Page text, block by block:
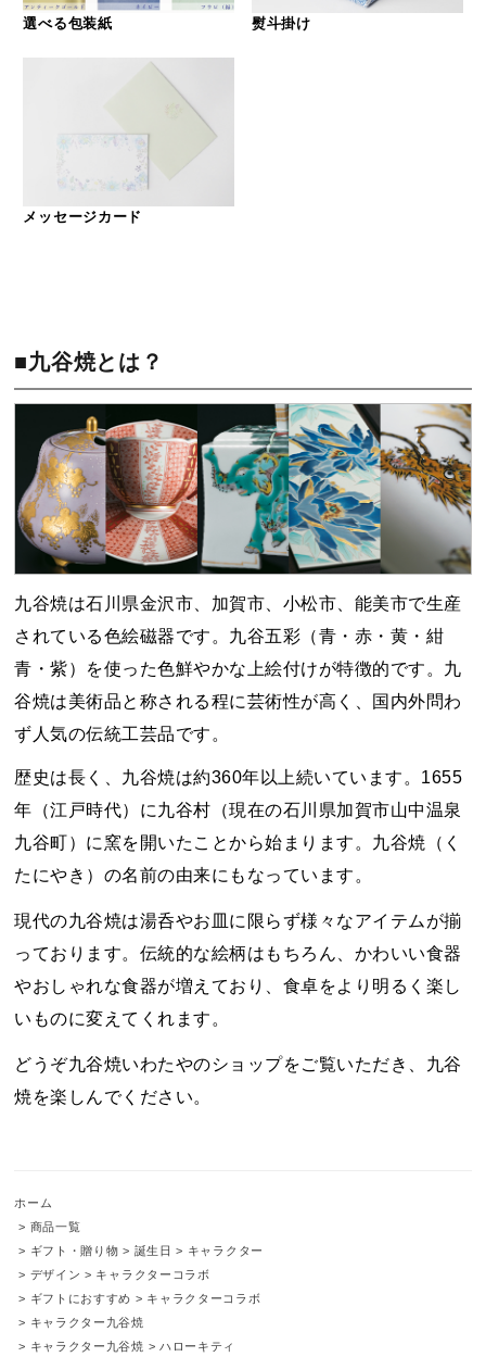
選べる包装紙 熨斗掛け
メッセージカード
■九谷焼とは？
九谷焼は石川県金沢市、加賀市、小松市、能美市で生産
されている色絵磁器です。九谷五彩（青・赤・黄・紺
青・紫）を使った色鮮やかな上絵付けが特徴的です。九
谷焼は美術品と称される程に芸術性が高く、国内外問わ
ず人気の伝統工芸品です。
歴史は長く、九谷焼は約360年以上続いています。1655
年（江戸時代）に九谷村（現在の石川県加賀市山中温泉
九谷町）に窯を開いたことから始まります。九谷焼（く
たにやき）の名前の由来にもなっています。
現代の九谷焼は湯呑やお皿に限らず様々なアイテムが揃
っております。伝統的な絵柄はもちろん、かわいい食器
やおしゃれな食器が増えており、食卓をより明るく楽し
いものに変えてくれます。
どうぞ九谷焼いわたやのショップをご覧いただき、九谷
焼を楽しんでください。
ホーム
> 商品一覧
> ギフト・贈り物 > 誕生日 > キャラクター
> デザイン > キャラクターコラボ
> ギフトにおすすめ > キャラクターコラボ
> キャラクター九谷焼
> キャラクター九谷焼 > ハローキティ